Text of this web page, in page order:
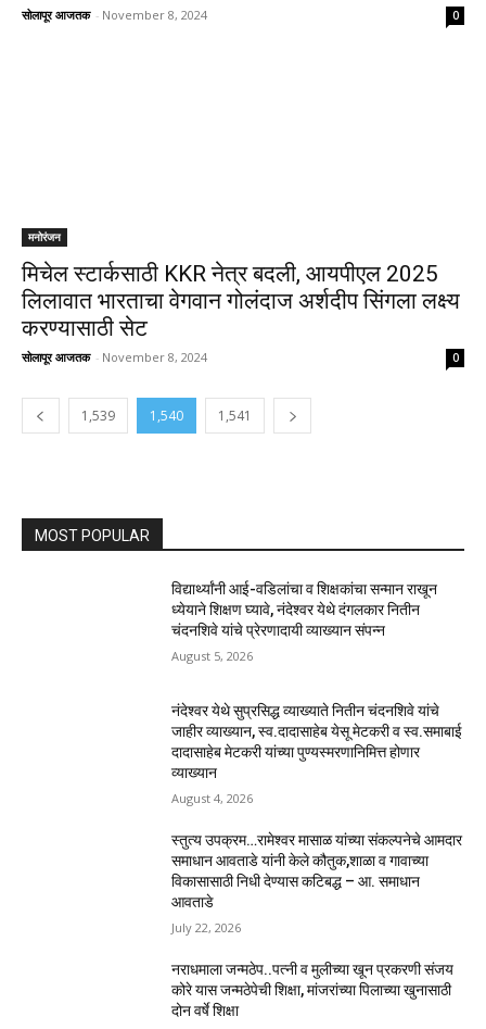
सोलापूर आजतक - November 8, 2024 0
मनोरंजन
मिचेल स्टार्कसाठी KKR नेत्र बदली, आयपीएल 2025
लिलावात भारताचा वेगवान गोलंदाज अर्शदीप सिंगला लक्ष्य
करण्यासाठी सेट
सोलापूर आजतक - November 8, 2024 0
1,539 1,540 1,541
MOST POPULAR
विद्यार्थ्यांनी आई-वडिलांचा व शिक्षकांचा सन्मान राखून
ध्येयाने शिक्षण घ्यावे, नंदेश्वर येथे दंगलकार नितीन
चंदनशिवे यांचे प्रेरणादायी व्याख्यान संपन्न
August 5, 2026
नंदेश्वर येथे सुप्रसिद्ध व्याख्याते नितीन चंदनशिवे यांचे
जाहीर व्याख्यान, स्व.दादासाहेब येसू मेटकरी व स्व.समाबाई
दादासाहेब मेटकरी यांच्या पुण्यस्मरणानिमित्त होणार
व्याख्यान
August 4, 2026
स्तुत्य उपक्रम…रामेश्वर मासाळ यांच्या संकल्पनेचे आमदार
समाधान आवताडे यांनी केले कौतुक,शाळा व गावाच्या
विकासासाठी निधी देण्यास कटिबद्ध – आ. समाधान
आवताडे
July 22, 2026
नराधमाला जन्मठेप..पत्नी व मुलीच्या खून प्रकरणी संजय
कोरे यास जन्मठेपेची शिक्षा, मांजरांच्या पिलाच्या खुनासाठी
दोन वर्षे शिक्षा